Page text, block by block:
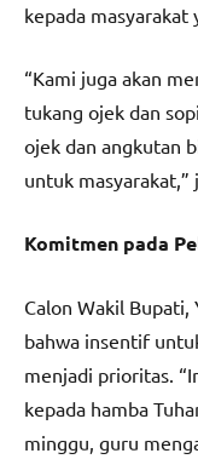
kepada masyarakat
“Kami juga akan
tukang ojek dan
ojek dan angkutan
untuk masyarakat,”
Komitmen pada
Calon Wakil Bupati,
bahwa insentif
menjadi prioritas.
kepada hamba
minggu, guru